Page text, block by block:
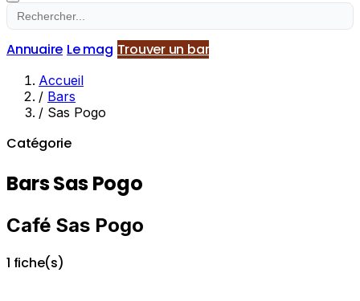
Annuaire Le mag Trouver un bar
Accueil
/ Bars
/ Sas Pogo
Catégorie
Bars Sas Pogo
Café Sas Pogo
1 fiche(s)